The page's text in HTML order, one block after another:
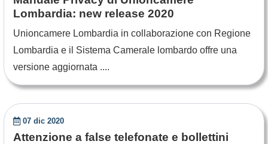
Lombardia: new release 2020
Unioncamere Lombardia in collaborazione con Regione
Lombardia e il Sistema Camerale lombardo offre una
versione aggiornata ....
07 dic 2020
Attenzione a false telefonate e bollettini